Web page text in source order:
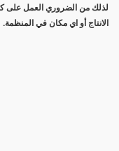
لذلك من الضروري العمل على
الانتاج أو اي مكان في المنظمة.